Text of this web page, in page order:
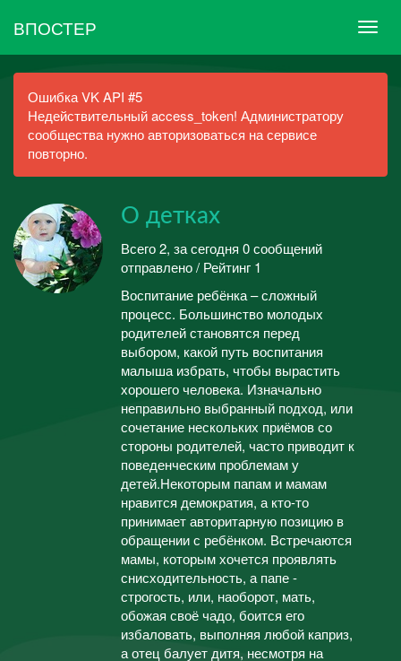
ВПОСТЕР
Ошибка VK API #5
Недействительный access_token! Администратору
сообщества нужно авторизоваться на сервисе
повторно.
О детках
Всего 2, за сегодня 0 сообщений
отправлено / Рейтинг 1
Воспитание ребёнка – сложный
процесс. Большинство молодых
родителей становятся перед
выбором, какой путь воспитания
малыша избрать, чтобы вырастить
хорошего человека. Изначально
неправильно выбранный подход, или
сочетание нескольких приёмов со
стороны родителей, часто приводит к
поведенческим проблемам у
детей.Некоторым папам и мамам
нравится демократия, а кто-то
принимает авторитарную позицию в
обращении с ребёнком. Встречаются
мамы, которым хочется проявлять
снисходительность, а папе -
строгость, или, наоборот, мать,
обожая своё чадо, боится его
избаловать, выполняя любой каприз,
а отец балует дитя, несмотря на